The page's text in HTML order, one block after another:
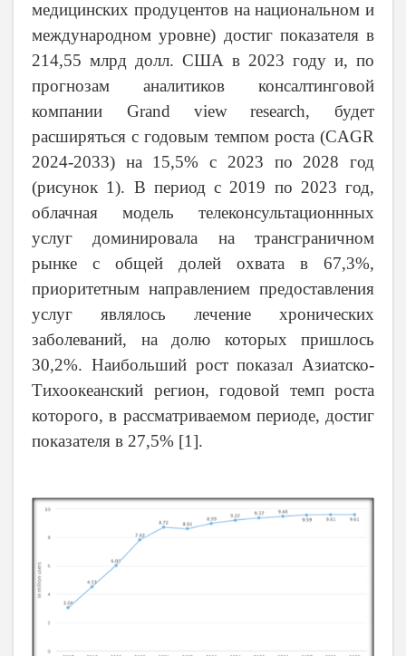
медицинских продуцентов на национальном и
международном уровне) достиг показателя в
214,55 млрд долл. США в 2023 году и, по
прогнозам аналитиков консалтинговой
компании Grand view research, будет
расширяться с годовым темпом роста (CAGR
2024-2033) на 15,5% с 2023 по 2028 год
(рисунок 1). В период с 2019 по 2023 год,
облачная модель телеконсультационнных
услуг доминировала на трансграничном
рынке с общей долей охвата в 67,3%,
приоритетным направлением предоставления
услуг являлось лечение хронических
заболеваний, на долю которых пришлось
30,2%. Наибольший рост показал Азиатско-
Тихоокеанский регион, годовой темп роста
которого, в рассматриваемом периоде, достиг
показателя в 27,5% [1].